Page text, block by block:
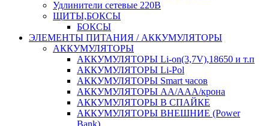
Удлинители сетевые 220В
ЩИТЫ,БОКСЫ
БОКСЫ
ЭЛЕМЕНТЫ ПИТАНИЯ / АККУМУЛЯТОРЫ
АККУМУЛЯТОРЫ
АККУМУЛЯТОРЫ Li-on(3,7V),18650 и т.п
АККУМУЛЯТОРЫ Li-Pol
АККУМУЛЯТОРЫ Smart часов
АККУМУЛЯТОРЫ АА/ААА/крона
АККУМУЛЯТОРЫ В СПАЙКЕ
АККУМУЛЯТОРЫ ВНЕШНИЕ (Power
Bank)